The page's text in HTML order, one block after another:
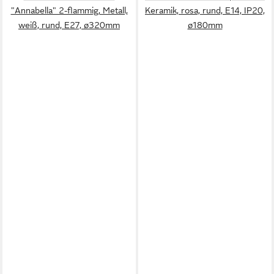
"Annabella" 2-flammig, Metall,
weiß, rund, E27, ø320mm
Keramik, rosa, rund, E14, IP20,
ø180mm